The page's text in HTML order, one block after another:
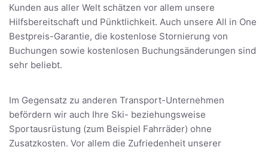
Kunden aus aller Welt schätzen vor allem unsere
Hilfsbereitschaft und Pünktlichkeit. Auch unsere All in One
Bestpreis-Garantie, die kostenlose Stornierung von
Buchungen sowie kostenlosen Buchungsänderungen sind
sehr beliebt.
Im Gegensatz zu anderen Transport-Unternehmen
befördern wir auch Ihre Ski- beziehungsweise
Sportausrüstung (zum Beispiel Fahrräder) ohne
Zusatzkosten. Vor allem die Zufriedenheit unserer